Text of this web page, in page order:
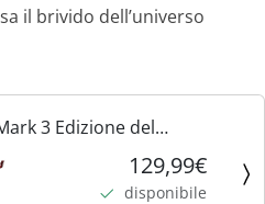
il brivido dell’universo
3 Edizione del
Action Figure
Adulti - con Minifigure e
129,99€
disponibile